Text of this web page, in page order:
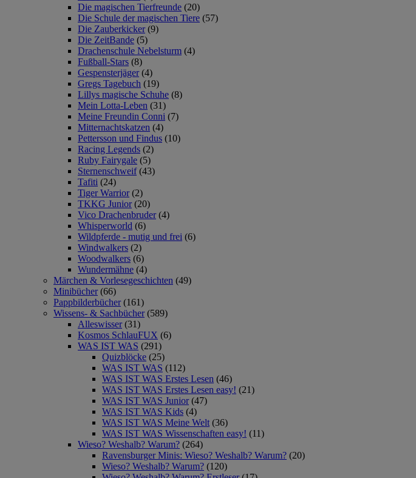
Die magischen Tierfreunde (20)
Die Schule der magischen Tiere (57)
Die Zauberkicker (9)
Die ZeitBande (5)
Drachenschule Nebelsturm (4)
Fußball-Stars (8)
Gespensterjäger (4)
Gregs Tagebuch (19)
Lillys magische Schuhe (8)
Mein Lotta-Leben (31)
Meine Freundin Conni (7)
Mitternachtskatzen (4)
Pettersson und Findus (10)
Racing Legends (2)
Ruby Fairygale (5)
Sternenschweif (43)
Tafiti (24)
Tiger Warrior (2)
TKKG Junior (20)
Vico Drachenbruder (4)
Whisperworld (6)
Wildpferde - mutig und frei (6)
Windwalkers (2)
Woodwalkers (6)
Wundermähne (4)
Märchen & Vorlesegeschichten (49)
Minibücher (66)
Pappbilderbücher (161)
Wissens- & Sachbücher (589)
Alleswisser (31)
Kosmos SchlauFUX (6)
WAS IST WAS (291)
Quizblöcke (25)
WAS IST WAS (112)
WAS IST WAS Erstes Lesen (46)
WAS IST WAS Erstes Lesen easy! (21)
WAS IST WAS Junior (47)
WAS IST WAS Kids (4)
WAS IST WAS Meine Welt (36)
WAS IST WAS Wissenschaften easy! (11)
Wieso? Weshalb? Warum? (264)
Ravensburger Minis: Wieso? Weshalb? Warum? (20)
Wieso? Weshalb? Warum? (120)